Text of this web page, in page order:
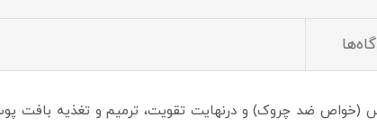
(خواص ضد چروک) و درنهایت تقویت، ترمیم و تغذیه بافت